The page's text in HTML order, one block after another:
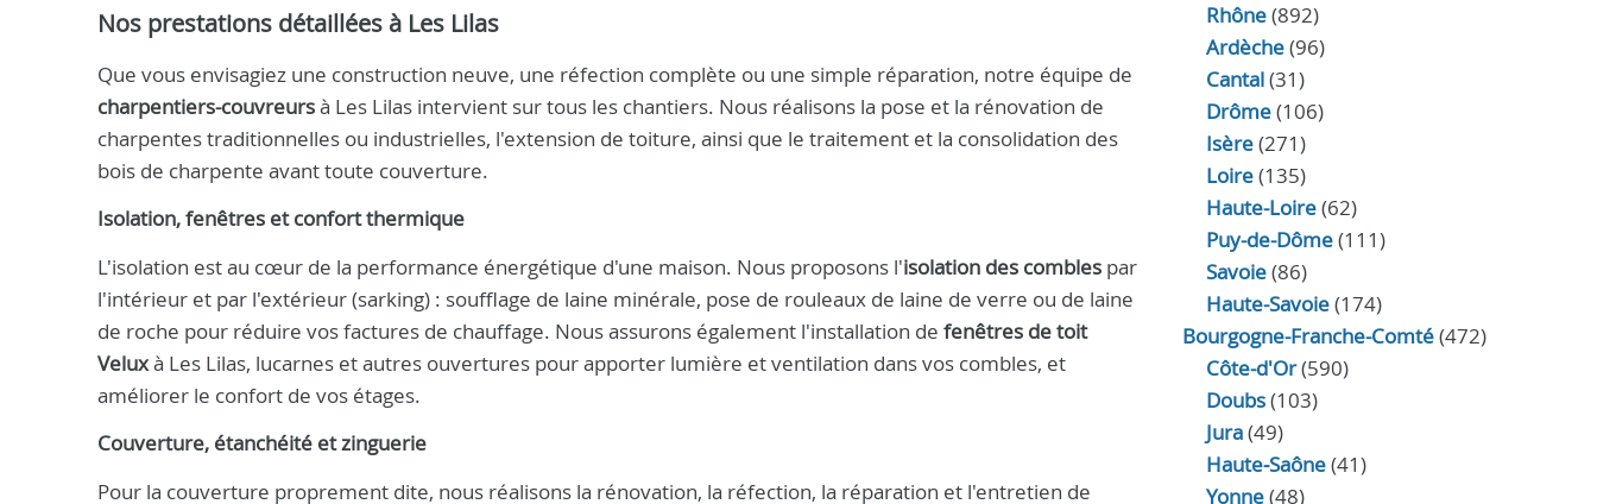
Nos prestations détaillées à Les Lilas
Que vous envisagiez une construction neuve, une réfection complète ou une simple réparation, notre équipe de
charpentiers-couvreursà Les Lilas intervient sur tous les chantiers. Nous réalisons la pose et la rénovation de
charpentes traditionnelles ou industrielles, l'extension de toiture, ainsi que le traitement et la consolidation des
bois de charpente avant toute couverture.
Isolation, fenêtres et confort thermique
L'isolation est au cœur de la performance énergétique d'une maison. Nous proposons l'isolation des combles par
l'intérieur et par l'extérieur (sarking) : soufflage de laine minérale, pose de rouleaux de laine de verre ou de laine
de roche pour réduire vos factures de chauffage. Nous assurons également l'installation de fenêtres de toit
Veluxà Les Lilas, lucarnes et autres ouvertures pour apporter lumière et ventilation dans vos combles, et
améliorer le confort de vos étages.
Couverture, étanchéité et zinguerie
Pour la couverture proprement dite, nous réalisons la rénovation, la réfection, la réparation et l'entretien de
Rhône(892)
Ardèche(96)
Cantal(31)
Drôme(106)
Isère(271)
Loire(135)
Haute-Loire(62)
Puy-de-Dôme(111)
Savoie(86)
Haute-Savoie(174)
Bourgogne-Franche-Comté(472)
Côte-d'Or(590)
Doubs(103)
Jura(49)
Haute‑Saône(41)
Yonne(48)